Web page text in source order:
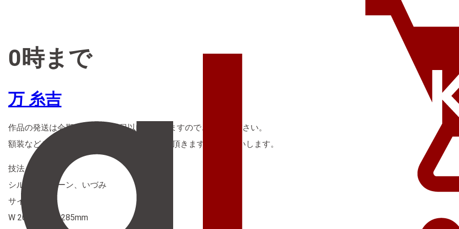
0時まで
万 糸吉
作品の発送は会期終了後3営業日以内となりますのでご理解ください。
額装などご希望の場合は別途店舗までご連絡頂きますようお願いします。
技法
シルクスクリーン、いづみ
サイズ
W 205mm × H 285mm